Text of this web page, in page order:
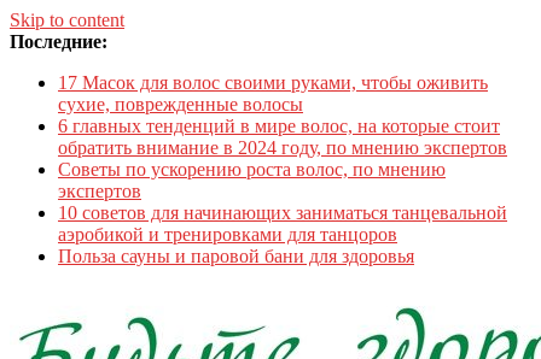
Skip to content
Последние:
17 Масок для волос своими руками, чтобы оживить
сухие, поврежденные волосы
6 главных тенденций в мире волос, на которые стоит
обратить внимание в 2024 году, по мнению экспертов
Советы по ускорению роста волос, по мнению
экспертов
10 советов для начинающих заниматься танцевальной
аэробикой и тренировками для танцоров
Польза сауны и паровой бани для здоровья